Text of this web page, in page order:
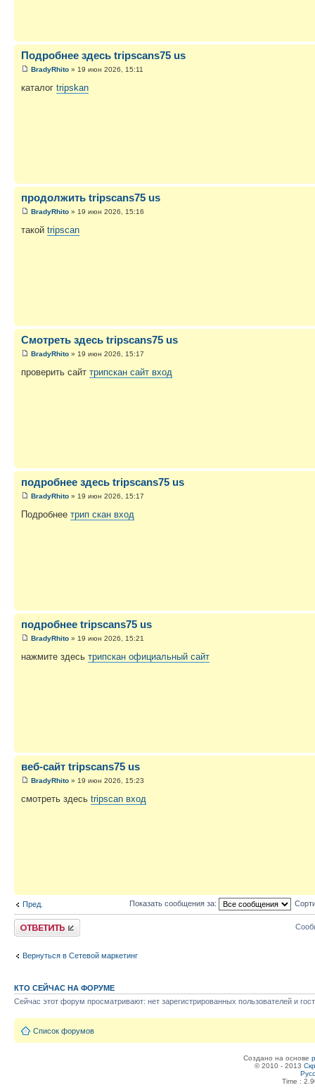
Подробнее здесь tripscans75 us
BradyRhito » 19 июн 2026, 15:11
каталог tripskan
продолжить tripscans75 us
BradyRhito » 19 июн 2026, 15:16
такой tripscan
Смотреть здесь tripscans75 us
BradyRhito » 19 июн 2026, 15:17
проверить сайт трипскан сайт вход
подробнее здесь tripscans75 us
BradyRhito » 19 июн 2026, 15:17
Подробнее трип скан вход
подробнее tripscans75 us
BradyRhito » 19 июн 2026, 15:21
нажмите здесь трипскан официальный сайт
веб-сайт tripscans75 us
BradyRhito » 19 июн 2026, 15:23
смотреть здесь tripscan вход
Пред. Показать сообщения за:
Ответить
Вернуться в Сетевой маркетинг
КТО СЕЙЧАС НА ФОРУМЕ
Сейчас этот форум просматривают: нет зарегистрированных пользователей и
Список форумов
Создано на основе
© 2010 - 2013
Time :